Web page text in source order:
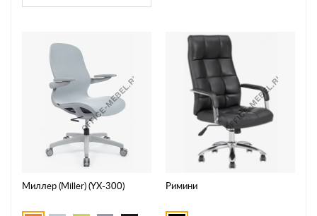
Миллер (Miller) (YX-300) Римини